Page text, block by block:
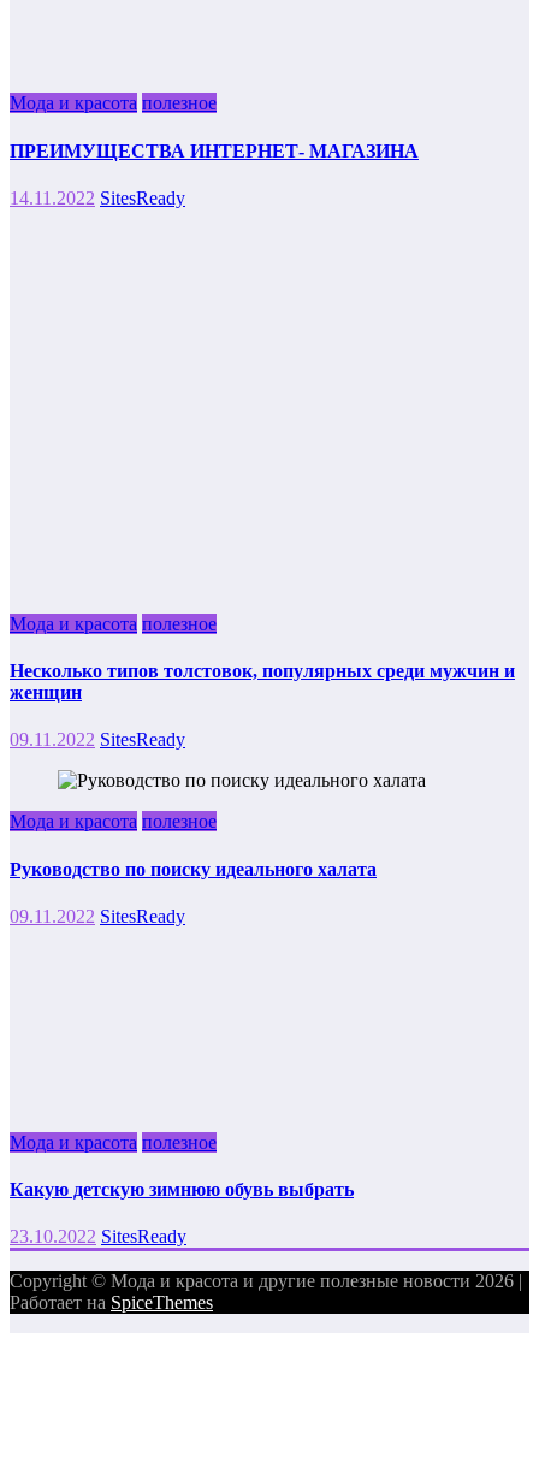
Мода и красота полезное
ПРЕИМУЩЕСТВА ИНТЕРНЕТ- МАГАЗИНА
14.11.2022 SitesReady
Мода и красота полезное
Несколько типов толстовок, популярных среди мужчин и
женщин
09.11.2022 SitesReady
Мода и красота полезное
Руководство по поиску идеального халата
09.11.2022 SitesReady
Мода и красота полезное
Какую детскую зимнюю обувь выбрать
23.10.2022 SitesReady
Copyright © Мода и красота и другие полезные новости 2026 |
Работает на SpiceThemes